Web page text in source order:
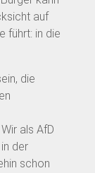
auf
führt: in die
die
als AfD
der
schon